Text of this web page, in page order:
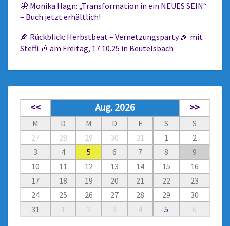
🦋 Monika Hagn: „Transformation in ein NEUES SEIN“
– Buch jetzt erhältlich!
🍂 Rückblick: Herbstbeat – Vernetzungsparty 🎉 mit
Steffi 🎶 am Freitag, 17.10.25 in Beutelsbach
<< Aug. 2026 >>
M D M D F S
S
27
28 29 30 31 1
2
3
4 5 6 7 8
9
10
11 12 13 14 15
16
17
18 19 20 21 22
23
24
25 26 27 28 29
30
31
1 2 3 4 5 6